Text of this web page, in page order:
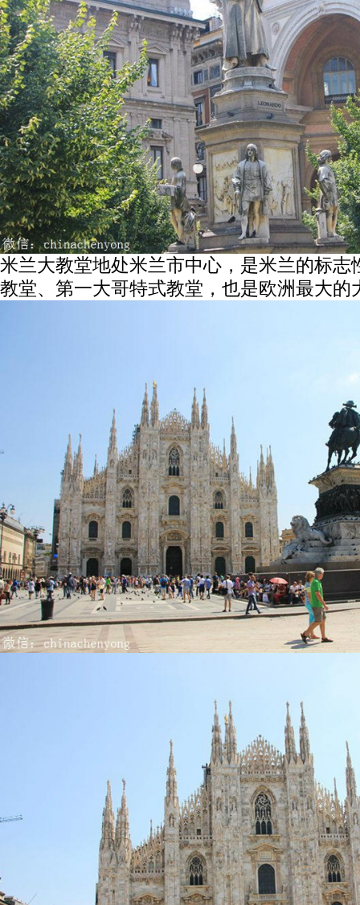
米兰大教堂地处米兰市中心，是米兰的标志
教堂、第一大哥特式教堂，也是欧洲最大的